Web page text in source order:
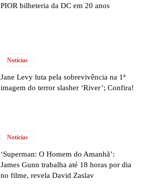
PIOR bilheteria da DC em 20 anos
Notícias
Jane Levy luta pela sobrevivência na 1ª
imagem do terror slasher ‘River’; Confira!
Notícias
‘Superman: O Homem do Amanhã’:
James Gunn trabalha até 18 horas por dia
no filme, revela David Zaslav